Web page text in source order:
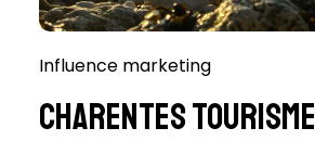
Influence marketing
Charentes Tourisme